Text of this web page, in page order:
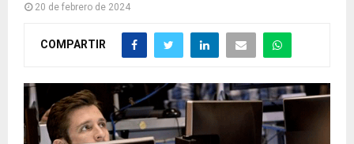
20 de febrero de 2024
COMPARTIR